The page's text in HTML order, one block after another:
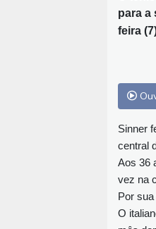
para a
feira
Sinner
central
Aos 36
vez na
Por
O